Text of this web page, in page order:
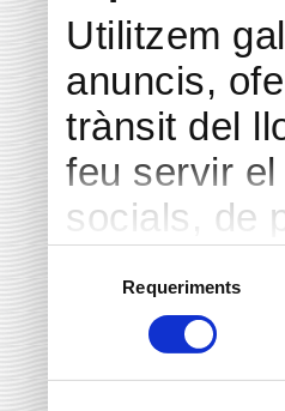
Utilitzem
anuncis,
trànsit del
feu servir
socials, de
hàgiu
heu fet
consentiment
Requeriments